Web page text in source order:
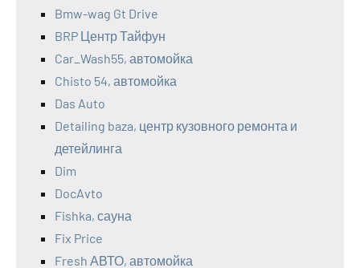
Bmw-wag Gt Drive
BRP Центр Тайфун
Car_Wash55, автомойка
Chisto 54, автомойка
Das Auto
Detailing baza, центр кузовного ремонта и
детейлинга
Dim
DocAvto
Fishka, сауна
Fix Price
Fresh АВТО, автомойка